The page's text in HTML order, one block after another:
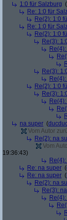
1:0 für Salzburg (
Re: 1:0 für
Re(2): 1:0
Re: 1:0 für
Re(2): 1:0
Re(3):
Re(3):
Re(2): 1:0
Re(3):
na super (
Vom Autor
Re(2): na
Vom
19:36:43)
Re: na super (
Re: na super (
Re(2): na
Re(3):